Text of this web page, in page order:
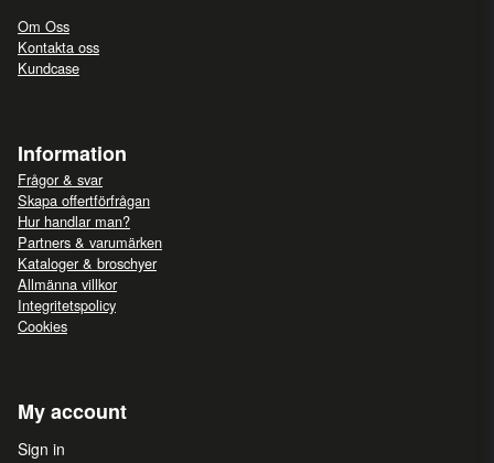
Om Oss
Kontakta oss
Kundcase
Information
Frågor & svar
Skapa offertförfrågan
Hur handlar man?
Partners & varumärken
Kataloger & broschyer
Allmänna villkor
Integritetspolicy
Cookies
My account
Sign in